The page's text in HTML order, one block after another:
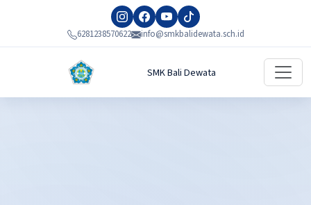
6281238570622 info@smkbalidewata.sch.id
SMK Bali Dewata